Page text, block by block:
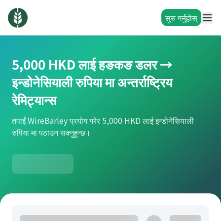
सुरु गर्नुहोस्
5,000 HKD लाई हङकङ डलर →
इन्डोनेसियाली रुपिया मा अन्तर्राष्ट्रिय
रेमिट्यान्स
तपाईं WireBarley प्रयोग गरेर 5,000 HKD लाई इन्डोनेसियाली
रुपिया मा पठाउन सक्नुहुन्छ।